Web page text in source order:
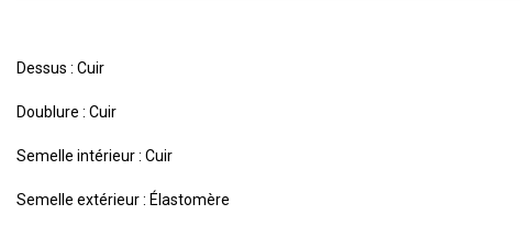
Dessus : Cuir
Doublure : Cuir
Semelle intérieur : Cuir
Semelle extérieur : Élastomère